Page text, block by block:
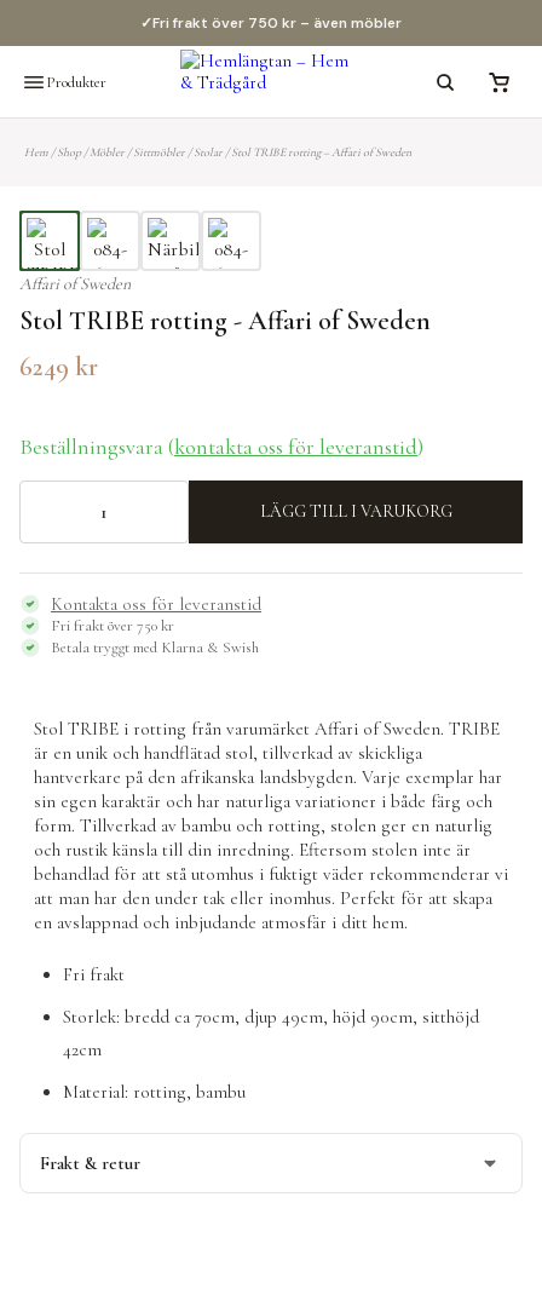
✓Fri frakt över 750 kr – även möbler
Produkter
Hem /Shop/Möbler /Sittmöbler /Stolar /Stol TRIBE rotting – Affari of Sweden
Affari of Sweden
Stol TRIBE rotting - Affari of Sweden
6249 kr
Beställningsvara (kontakta oss för leveranstid)
TRIBE
rotting
-
Affari
of
LÄGG TILL I VARUKORG
Kontakta oss för leveranstid
Fri frakt över 750 kr
Betala tryggt med Klarna & Swish
Stol TRIBE i rotting från varumärket Affari of Sweden. TRIBE
är en unik och handflätad stol, tillverkad av skickliga
hantverkare på den afrikanska landsbygden. Varje exemplar har
sin egen karaktär och har naturliga variationer i både färg och
form. Tillverkad av bambu och rotting, stolen ger en naturlig
och rustik känsla till din inredning. Eftersom stolen inte är
behandlad för att stå utomhus i fuktigt väder rekommenderar vi
att man har den under tak eller inomhus. Perfekt för att skapa
en avslappnad och inbjudande atmosfär i ditt hem.
Fri frakt
Storlek: bredd ca 70cm, djup 49cm, höjd 90cm, sitthöjd
42cm
Material: rotting, bambu
Frakt & retur